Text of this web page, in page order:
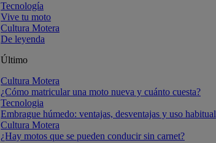
Tecnología
Vive tu moto
Cultura Motera
De leyenda
Último
Cultura Motera
¿Cómo matricular una moto nueva y cuánto cuesta?
Tecnologia
Embrague húmedo: ventajas, desventajas y uso habitual
Cultura Motera
¿Hay motos que se pueden conducir sin carnet?